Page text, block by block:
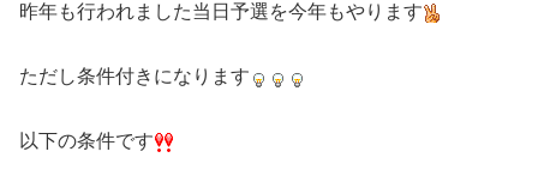
昨年も行われました当日予選を今年もやります
ただし条件付きになります
以下の条件です